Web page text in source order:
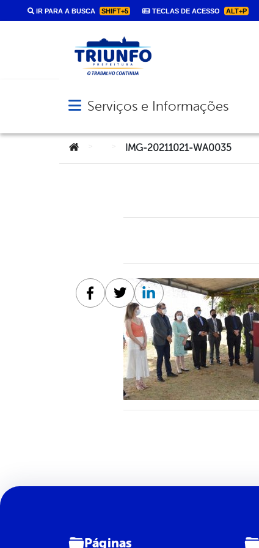
IR PARA A BUSCA SHIFT+5 TECLAS DE ACESSO ALT+P
Abrir menu principal de navegação
Serviços e Informações
Você está aqui:IMG-20211021-WA0035
Facebook
TwitterLinkedin
Páginas